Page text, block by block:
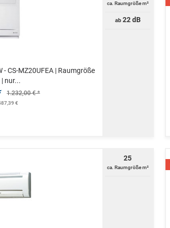
CS-MZ20UFEA | Raumgröße
| nur...
1.232,00 € *
€
ca. Raumgröße m²
ab22 dB
25
ca. Raumgröße m²